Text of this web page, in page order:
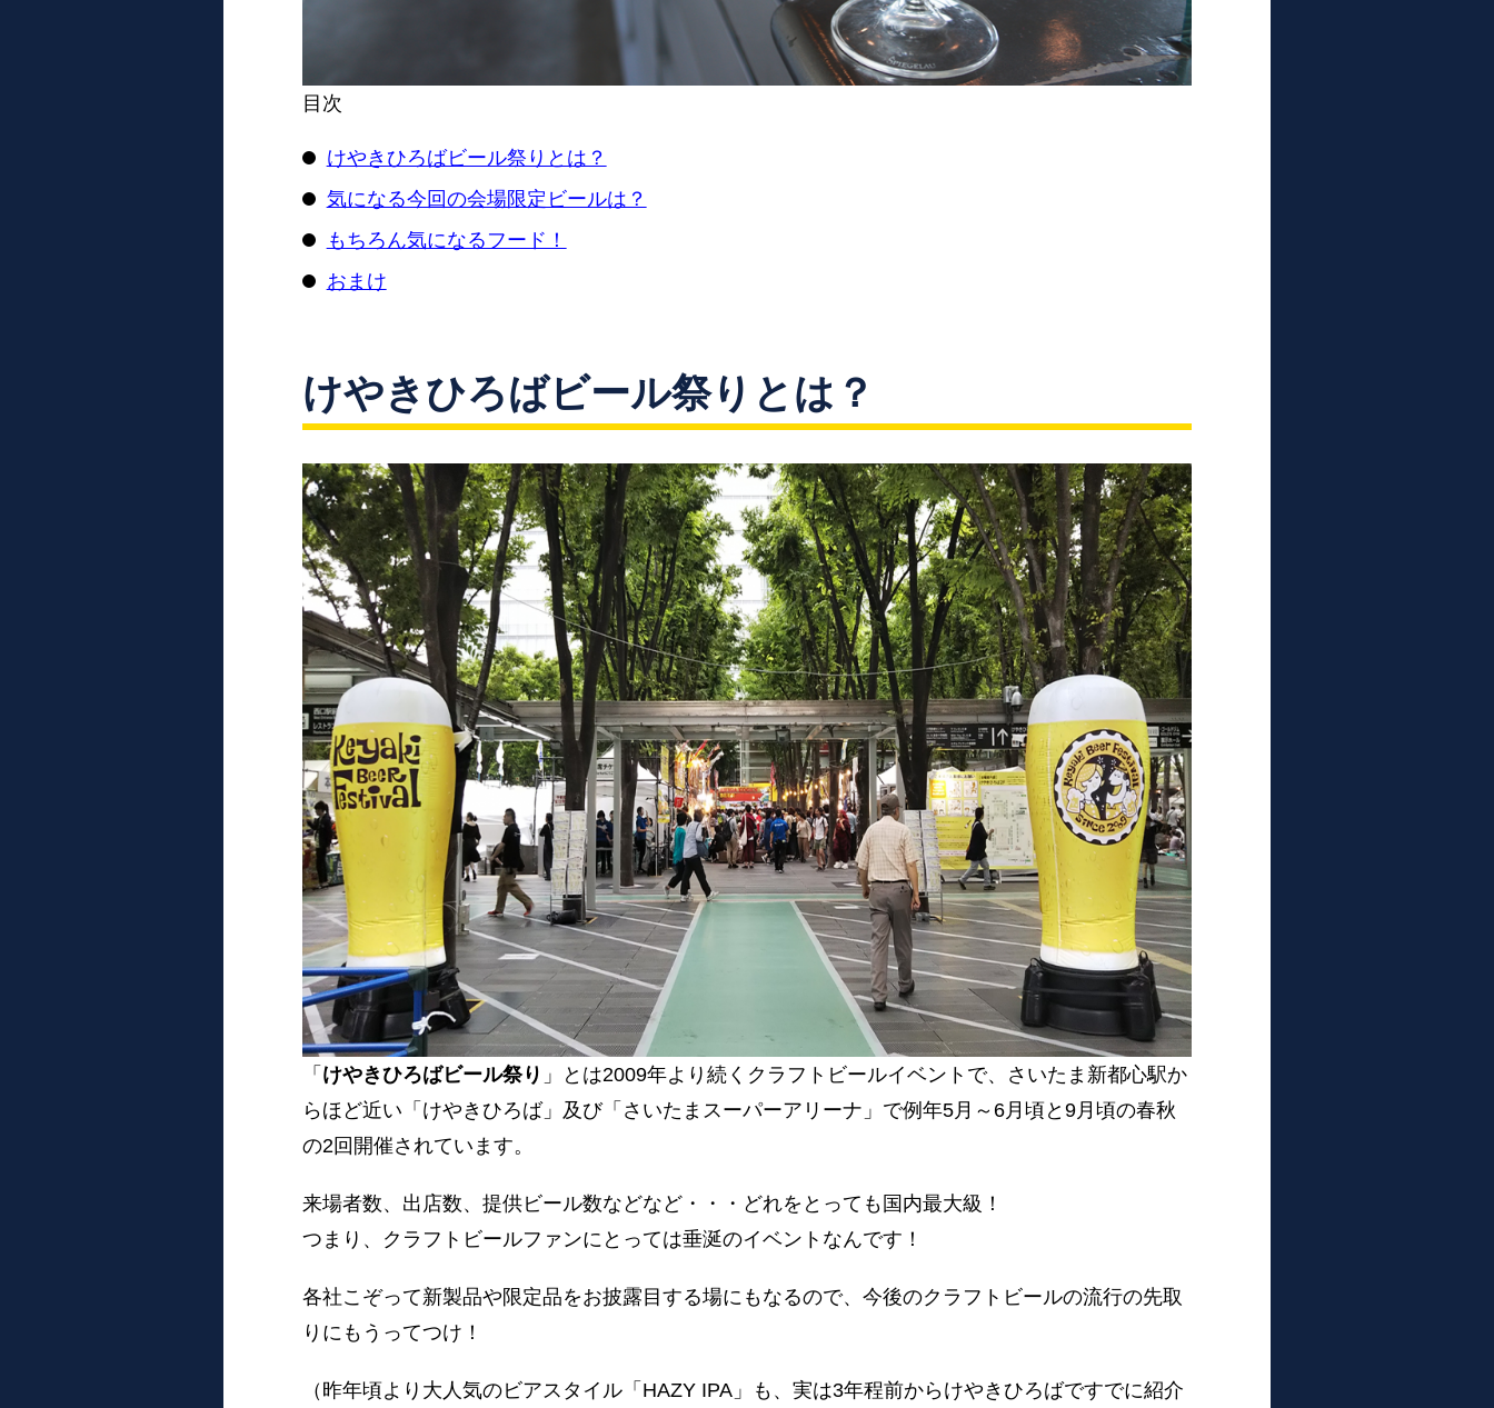
目次
けやきひろばビール祭りとは？
気になる今回の会場限定ビールは？
もちろん気になるフード！
おまけ
けやきひろばビール祭りとは？
「 けやきひろばビール祭り 」とは2009年より続くクラフトビールイベントで、さいたま新都心駅か
らほど近い「けやきひろば」及び「さいたまスーパーアリーナ」で例年5月～6月頃と9月頃の春秋
の2回開催されています。
来場者数、出店数、提供ビール数などなど・・・どれをとっても国内最大級！
つまり、クラフトビールファンにとっては垂涎のイベントなんです！
各社こぞって新製品や限定品をお披露目する場にもなるので、今後のクラフトビールの流行の先取
りにもうってつけ！
（昨年頃より大人気のビアスタイル「HAZY IPA」も、実は3年程前からけやきひろばですでに紹介